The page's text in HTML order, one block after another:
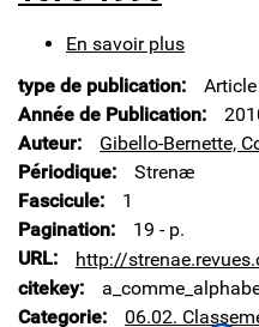
En savoir plus
comme
B
comme
Histoire
du
type de publication
Année de Publication
Auteur
Gibello-Bernette,
Périodique
Strenæ
Fascicule
1
Pagination
19 - p.
URL
http://
citekey
Categorie
06.02.